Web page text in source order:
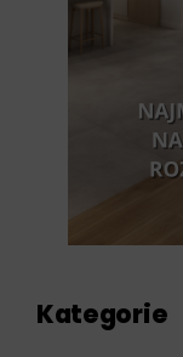
Kategorie